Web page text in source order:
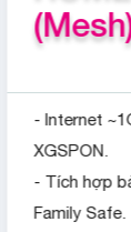
- Internet
XGSPON.
- Tích hợp
Family Safe.